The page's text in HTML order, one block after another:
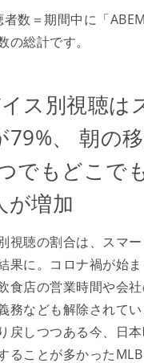
者数＝期間中に「
の総計です。
ス別視聴は
79%、 朝の
でもどこで
が増加
視聴の割合は、スマ
果に。コロナ禍が始
食店の営業時間や会
務なども解除されて
戻しつつある今、日
ることが多かった